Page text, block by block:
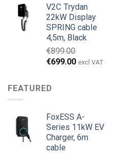
€1,495.00€1,395.00.
V2C Trydan
22kW Display
SPRING cable
4,5m, Black
€899.00
Ursprünglicher
€899.00
€699.00Aktueller
excl VAT
FEATURED
FoxESS A-
Series 11kW EV
Charger, 6m
cable